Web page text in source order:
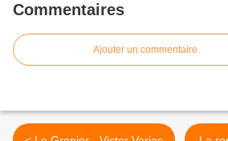
Commentaires
Ajouter un commentaire